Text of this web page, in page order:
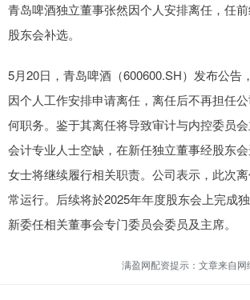
青岛啤酒独立董事张然因个人安排离任，任
股东会补选。
5月20日，青岛啤酒（600600.SH）发布公告
因个人工作安排申请离任，离任后不再担任
何职务。鉴于其离任将导致审计与内控委员
会计专业人士空缺，在新任独立董事经股东
女士将继续履行相关职责。公司表示，此次
常运行。后续将於2025年年度股东会上完成
新委任相关董事会专门委员会委员及主席。
满盈网配资提示：文章来自网